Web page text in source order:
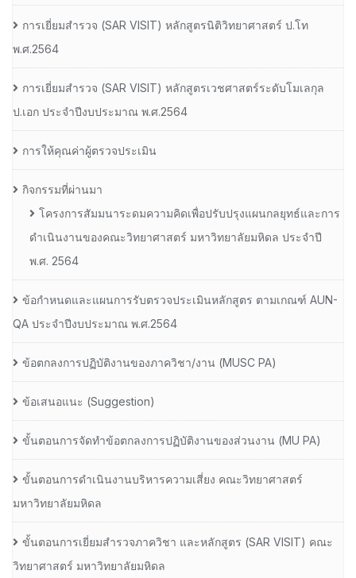
การเยี่ยมสํารวจ (SAR VISIT) หลักสูตรนิติวิทยาศาสตร์ ป.โท
พ.ศ.2564
การเยี่ยมสํารวจ (SAR VISIT) หลักสูตรเวชศาสตร์ระดับโมเลกุล
ป.เอก ประจําปีงบประมาณ พ.ศ.2564
การให้คุณค่าผู้ตรวจประเมิน
กิจกรรมที่ผ่านมา
โครงการสัมมนาระดมความคิดเพื่อปรับปรุงแผนกลยุทธ์และการ
ดำเนินงานของคณะวิทยาศาสตร์ มหาวิทยาลัยมหิดล ประจำปี
พ.ศ. 2564
ข้อกำหนดและแผนการรับตรวจประเมินหลักสูตร ตามเกณฑ์ AUN-
QA ประจำปีงบประมาณ พ.ศ.2564
ข้อตกลงการปฏิบัติงานของภาควิชา/งาน (MUSC PA)
ข้อเสนอแนะ (Suggestion)
ขั้นตอนการจัดทำข้อตกลงการปฏิบัติงานของส่วนงาน (MU PA)
ขั้นตอนการดำเนินงานบริหารความเสี่ยง คณะวิทยาศาสตร์
มหาวิทยาลัยมหิดล
ขั้นตอนการเยี่ยมสำรวจภาควิชา และหลักสูตร (SAR VISIT) คณะ
วิทยาศาสตร์ มหาวิทยาลัยมหิดล